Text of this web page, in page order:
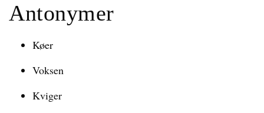
Antonymer
Køer
Voksen
Kviger